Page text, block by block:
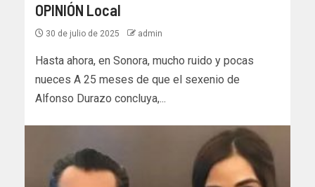
OPINIÓN Local
30 de julio de 2025 admin
Hasta ahora, en Sonora, mucho ruido y pocas
nueces A 25 meses de que el sexenio de
Alfonso Durazo concluya,...